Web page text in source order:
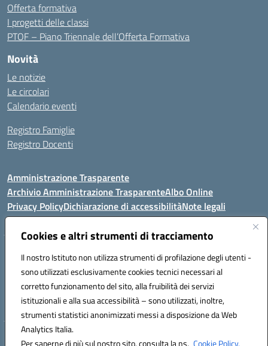
Cookies e altri strumenti di tracciamento
Il nostro Istituto non utilizza strumenti di profilazione degli utenti -
sono utilizzati esclusivamente cookies tecnici necessari al
corretto funzionamento del sito, alla fruibilità dei servizi
istituzionali e alla sua accessibilità – sono utilizzati, inoltre,
strumenti statistici anonimizzati messi a disposizione da Web
Analytics Italia.
Per saperne di più sul nostro sito, consulta la ns. Cookie Policy.
Offerta formativa
I progetti delle classi
PTOF – Piano Triennale dell’Offerta Formativa
Novità
Le notizie
Le circolari
Calendario eventi
Registro Famiglie
Registro Docenti
Amministrazione Trasparente
Archivio Amministrazione TrasparenteAlbo Online
Privacy PolicyDichiarazione di accessibilitàNote legali
Istituto Comprensivo Statale
Via Cupa Campanariello, 5 - 80059, Torre del Greco (NA)
Tel. +39 0818834377 - Fax +39 0818834377 - Cod.Fisc. 95170530638
Email: naic8df00a@istruzione.it - PEC: naic8df00a@pec.istruzione.it
Hosting & Powered by 3D Solution S.r.l.